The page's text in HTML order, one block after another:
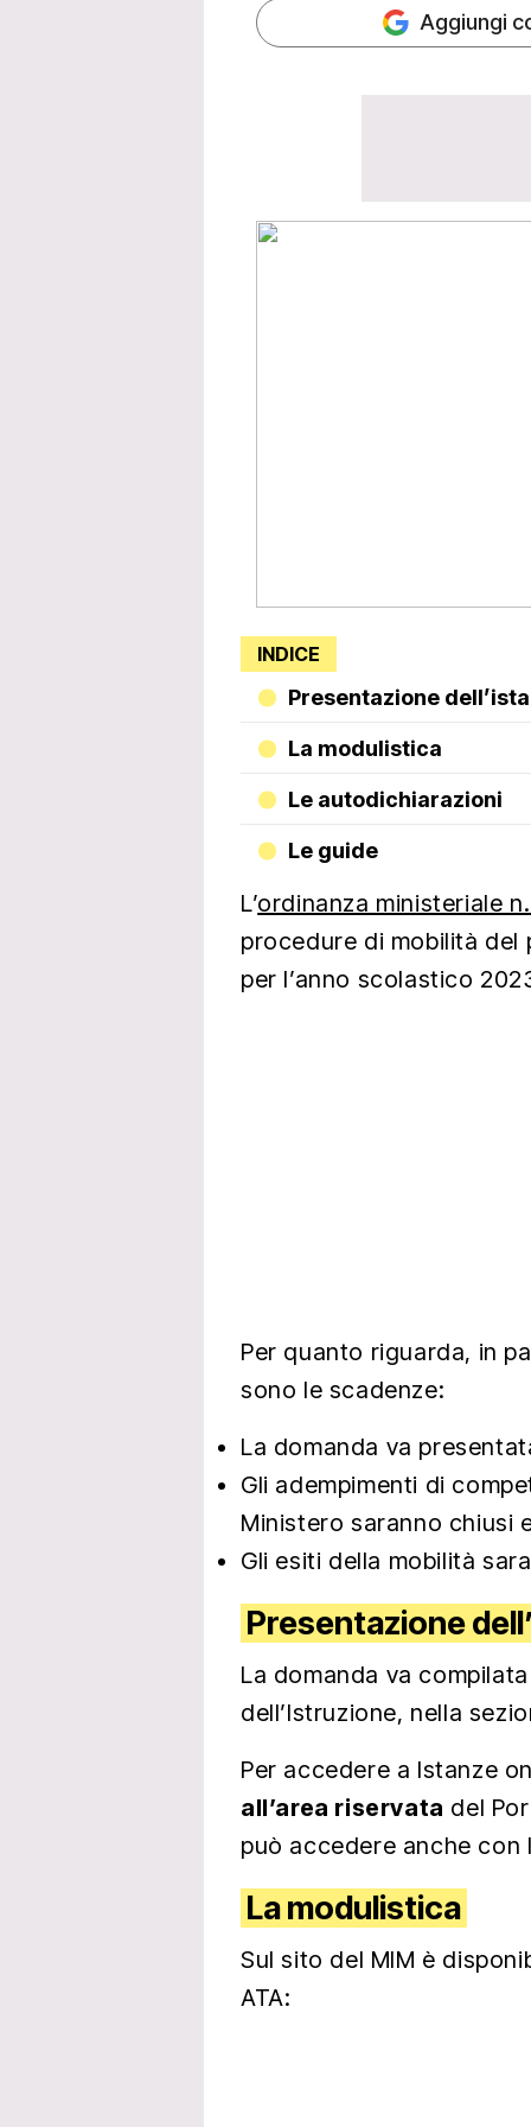
Aggiungi
INDICE
Presentazione
La modulistica
Le autodichiarazioni
Le guide
L’ordinanza ministeriale
procedure di mobilità del
per l’anno scolastico
Per quanto riguarda, in
sono le scadenze:
La domanda va
Gli adempimenti di
Ministero saranno chiusi
Gli esiti della mobilità
Presentazione
La domanda va
dell’Istruzione, nella
Per accedere a Istanze
all’area riservata del
può accedere anche con
La modulistica
Sul sito del MIM è
ATA: